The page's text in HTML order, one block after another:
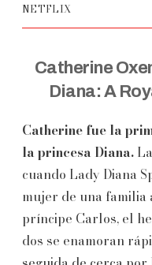
NETFLIX
Catherine
Diana: A
Catherine fue la
la princesa Diana.
cuando Lady Diana
mujer de una familia
príncipe Carlos, el
dos se enamoran